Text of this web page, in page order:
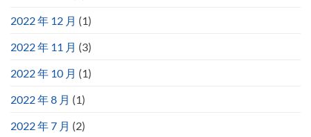
2022 年 12 月 (1)
2022 年 11 月 (3)
2022 年 10 月 (1)
2022 年 8 月 (1)
2022 年 7 月 (2)